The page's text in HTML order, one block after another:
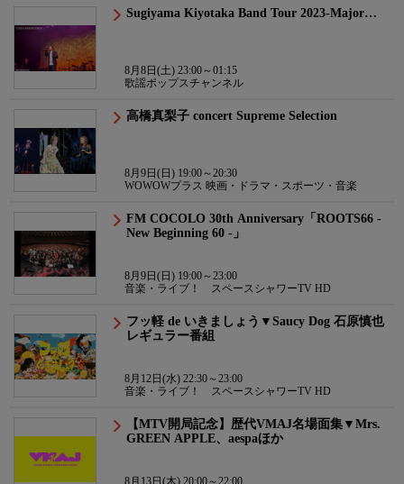
Sugiyama Kiyotaka Band Tour 2023-Major…
8月8日(土) 23:00～01:15
歌謡ポップスチャンネル
高橋真梨子 concert Supreme Selection
8月9日(日) 19:00～20:30
WOWOWプラス 映画・ドラマ・スポーツ・音楽
FM COCOLO 30th Anniversary「ROOTS66 -
New Beginning 60 -」
8月9日(日) 19:00～23:00
音楽・ライブ！ スペースシャワーTV HD
フッ軽 de いきましょう▼Saucy Dog 石原慎也
レギュラー番組
8月12日(水) 22:30～23:00
音楽・ライブ！ スペースシャワーTV HD
【MTV開局記念】歴代VMAJ名場面集▼Mrs.
GREEN APPLE、aespaほか